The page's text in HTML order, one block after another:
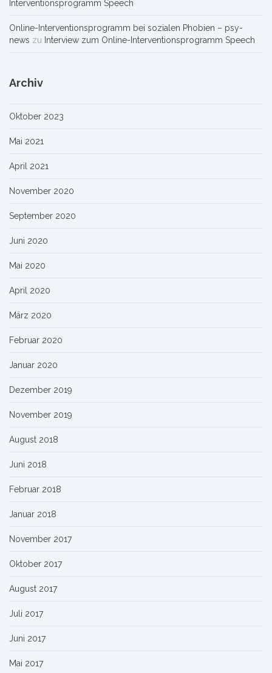
Interventionsprogramm Speech
Online-Interventionsprogramm bei sozialen Phobien – psy-
news zu Interview zum Online-Interventionsprogramm Speech
Archiv
Oktober 2023
Mai 2021
April 2021
November 2020
September 2020
Juni 2020
Mai 2020
April 2020
März 2020
Februar 2020
Januar 2020
Dezember 2019
November 2019
August 2018
Juni 2018
Februar 2018
Januar 2018
November 2017
Oktober 2017
August 2017
Juli 2017
Juni 2017
Mai 2017